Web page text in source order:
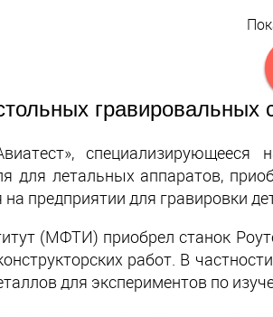
гравировальных
для летальных аппаратов,
на предприятии для гравировки
(МФТИ) приобрел станок
работ. В
для экспериментов по